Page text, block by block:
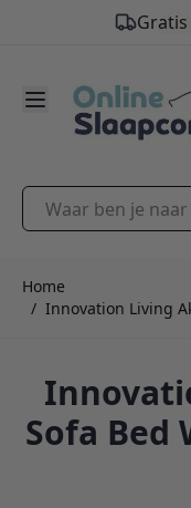
Waar ben je naar op
Home
/ Innovation Living
Sofa Bed